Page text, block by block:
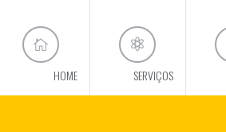
HOME SERVIÇOS